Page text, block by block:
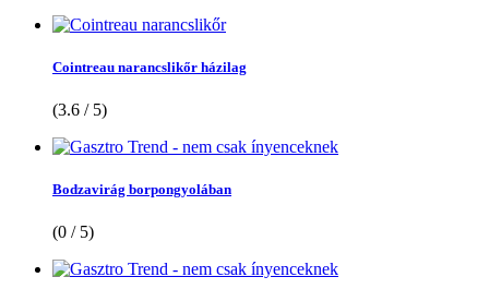
Cointreau narancslikőr házilag
(3.6 / 5)
Bodzavirág borpongyolában
(0 / 5)